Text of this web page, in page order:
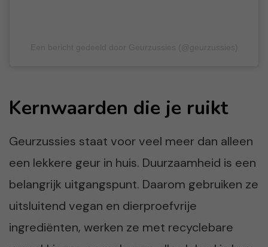
Kernwaarden die je ruikt
Geurzussies staat voor veel meer dan alleen
een lekkere geur in huis. Duurzaamheid is een
belangrijk uitgangspunt. Daarom gebruiken ze
uitsluitend vegan en dierproefvrije
ingrediënten, werken ze met recyclebare